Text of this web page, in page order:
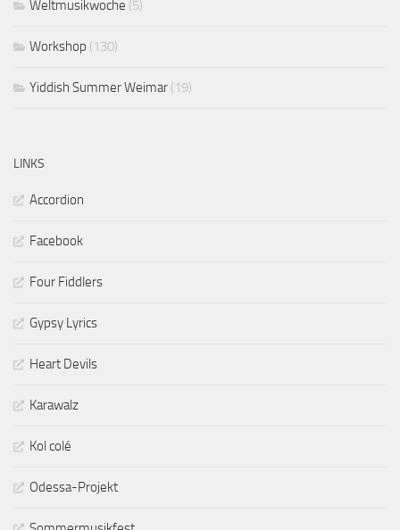
Weltmusikwoche (5)
Workshop (130)
Yiddish Summer Weimar (19)
LINKS
Accordion
Facebook
Four Fiddlers
Gypsy Lyrics
Heart Devils
Karawalz
Kol colé
Odessa-Projekt